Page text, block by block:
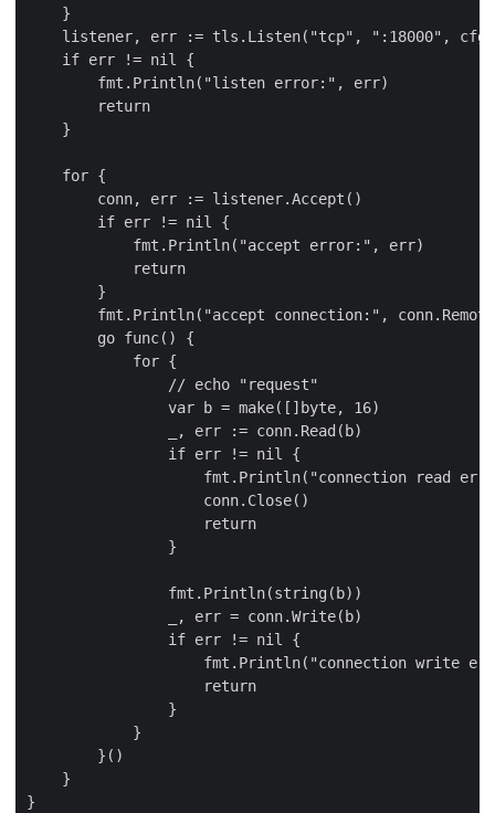
    }
    listener, err := tls.Listen("tcp", ":18000", cfg)
    if err != nil {
        fmt.Println("listen error:", err)
        return
    }
    for {
        conn, err := listener.Accept()
        if err != nil {
            fmt.Println("accept error:", err)
            return
        }
fmt.Println("accept connection:",
        go func() {
            for {
                // echo "request"
                var b = make([]byte, 16)
                _, err := conn.Read(b)
                if err != nil {
fmt.Println("connection read
                    conn.Close()
                    return
                }
                fmt.Println(string(b))
                _, err = conn.Write(b)
                if err != nil {
fmt.Println("connection write
                    return
                }
            }
        }()
    }